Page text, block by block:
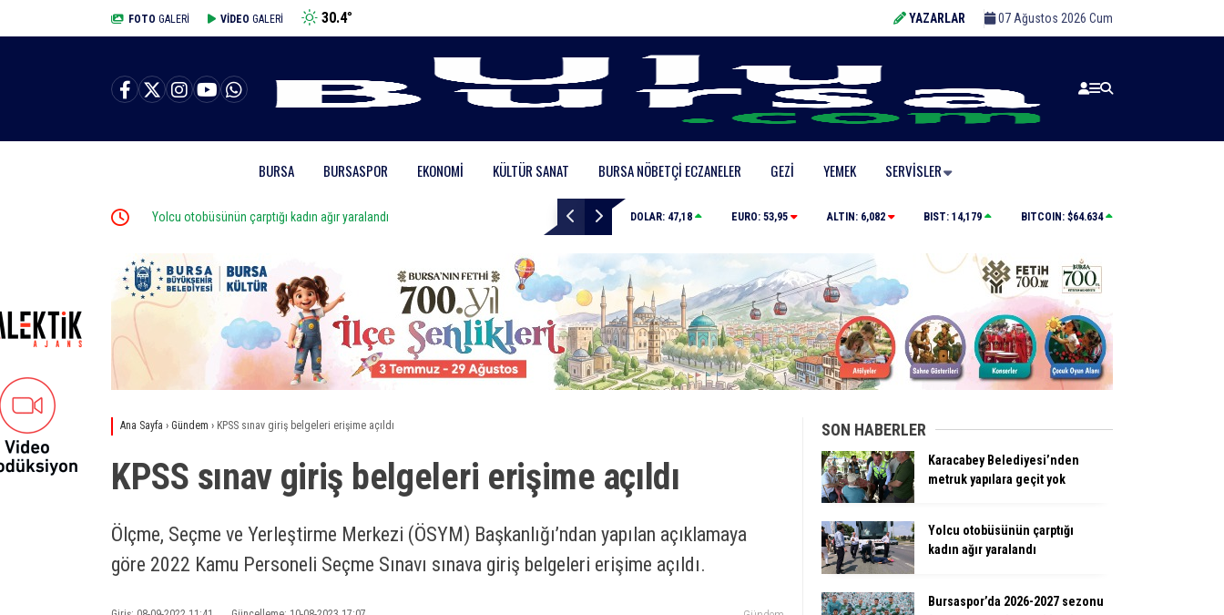
FOTO GALERİ VİDEO GALERİ 30.4° YAZARLAR 07 Ağustos 2026 Cum
BURSA BURSASPOR EKONOMI KÜLTÜR SANAT BURSA NÖBETÇI ECZANELER GEZI YEMEK SERVISLER
Yolcu otobüsünün çarptığı kadın ağır yaralandı Bursaspor’da 2026-2027 sezonu forma numaraları açıklandı Uludağ İçecek, 1. FC Nürnberg’in resmi sponsoru
DOLAR: 47,18 EURO: 53,95 ALTIN: 6,082 BIST: 14,179 BITCOIN: $64.634
Ana Sayfa › Gündem › KPSS sınav giriş belgeleri erişime açıldı
KPSS sınav giriş belgeleri erişime açıldı
Ölçme, Seçme ve Yerleştirme Merkezi (ÖSYM) Başkanlığı’ndan yapılan açıklamaya
göre 2022 Kamu Personeli Seçme Sınavı sınava giriş belgeleri erişime açıldı.
SON HABERLER
Karacabey Belediyesi’nden
metruk yapılara geçit yok
Yolcu otobüsünün çarptığı
kadın ağır yaralandı
Bursaspor’da 2026-2027 sezonu